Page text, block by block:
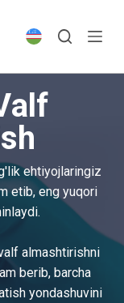
ehtiyojlaringiz
etib, eng yuqori
almashtirishni
berib, barcha
yondashuvini